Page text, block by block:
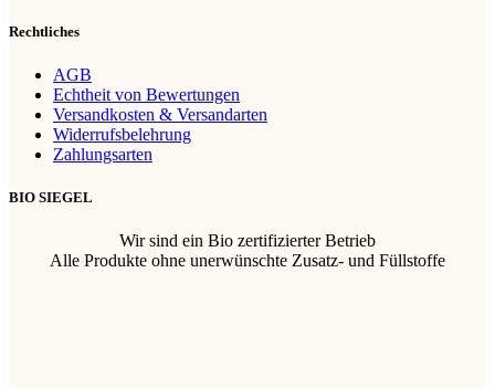
Rechtliches
AGB
Echtheit von Bewertungen
Versandkosten & Versandarten
Widerrufsbelehrung
Zahlungsarten
BIO SIEGEL
Wir sind ein Bio zertifizierter Betrieb
Alle Produkte ohne unerwünschte Zusatz- und Füllstoffe